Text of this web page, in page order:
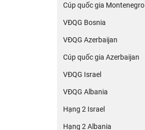
Cúp quốc gia Montenegro
VĐQG Bosnia
VĐQG Azerbaijan
Cúp quốc gia Azerbaijan
VĐQG Israel
VĐQG Albania
Hạng 2 Israel
Hạng 2 Albania